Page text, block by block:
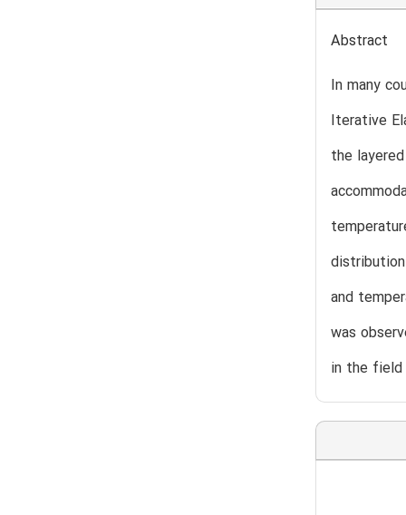
Abstract
In many
Iterative
the
and
was
in the field